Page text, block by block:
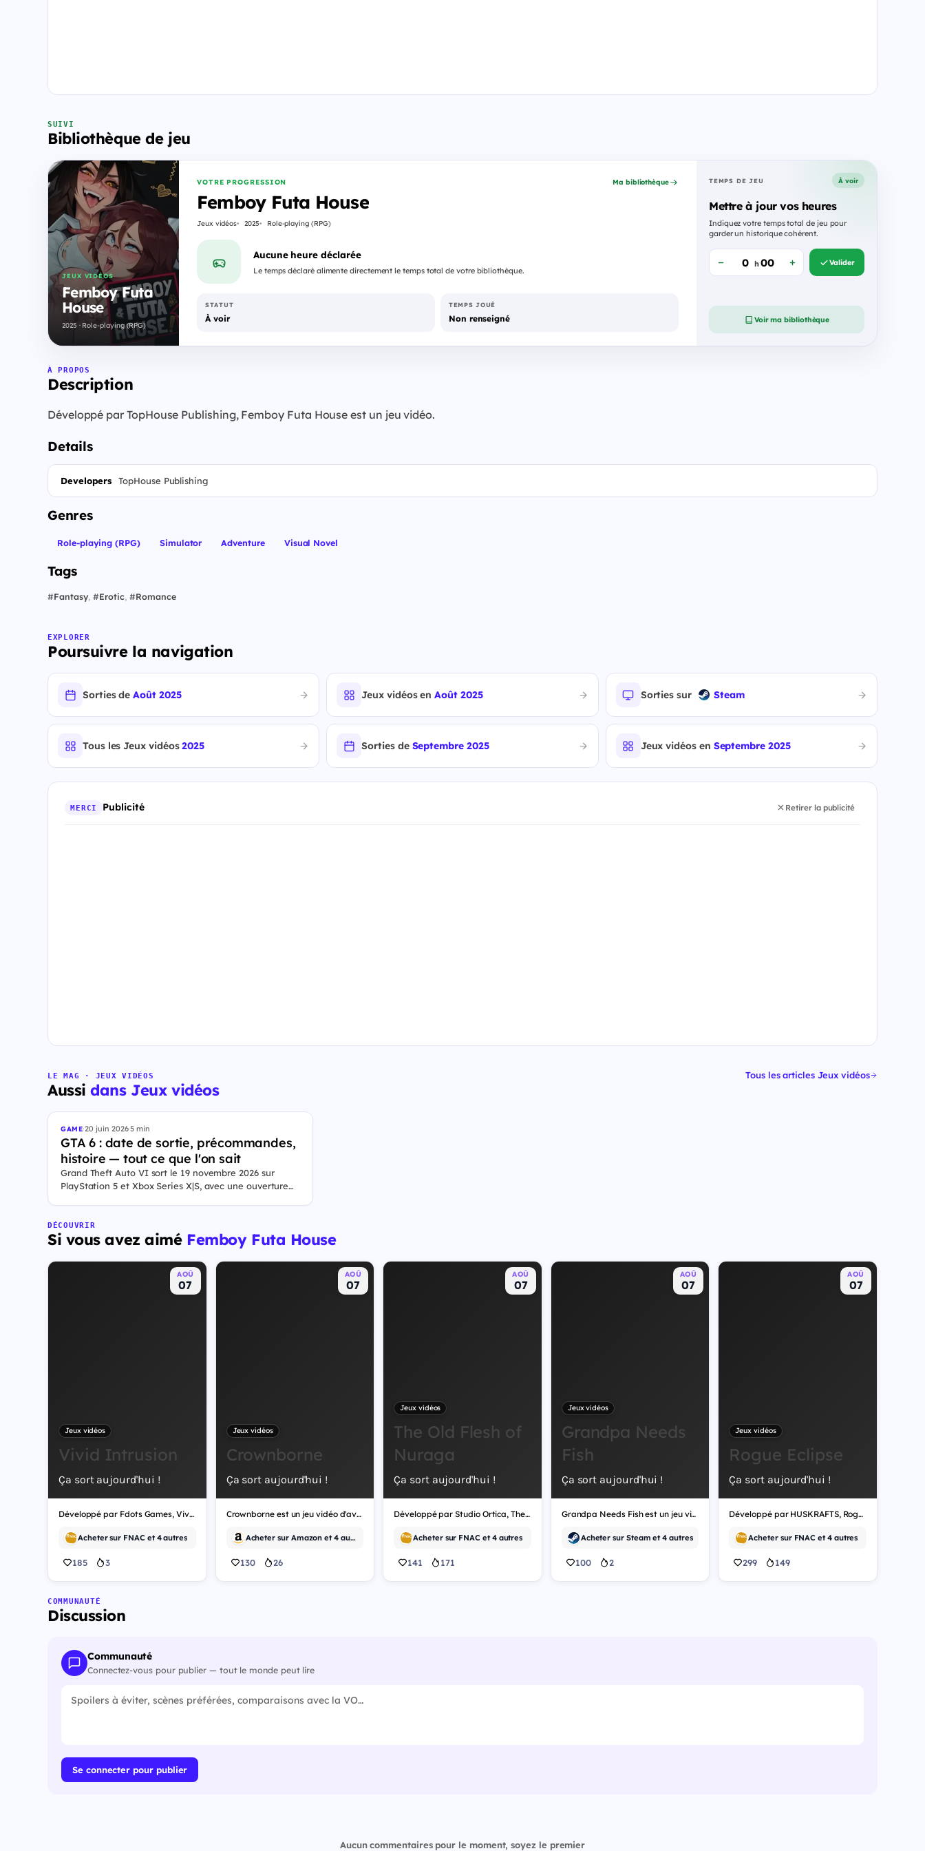
SUIVI
Bibliothèque de jeu
JEUX VIDÉOS
Femboy Futa
House
2025 · Role-playing (RPG)
VOTRE PROGRESSION
Femboy Futa House
Jeux vidéos 2025 Role-playing (RPG)
Ma bibliothèque
Aucune heure déclarée
Le temps déclaré alimente directement le temps total de votre bibliothèque.
STATUT
À voir
TEMPS JOUÉ
Non renseigné
TEMPS DE JEU À voir
Mettre à jour vos heures
Indiquez votre temps total de jeu pour
garder un historique cohérent.
h Valider
Voir ma bibliothèque
À PROPOS
Description
Développé par TopHouse Publishing, Femboy Futa House est un jeu vidéo.
Details
Developers TopHouse Publishing
Genres
Role-playing (RPG) Simulator Adventure Visual Novel
Tags
#Fantasy, #Erotic, #Romance
EXPLORER
Poursuivre la navigation
Sorties deAoût 2025 Jeux vidéos enAoût 2025 Sorties sur Steam
Tous les Jeux vidéos2025 Sorties de Septembre 2025 Jeux vidéos en Septembre 2025
MERCI Publicité Retirer la publicité
LE MAG · JEUX VIDÉOS
Aussidans Jeux vidéos
Tous les articles Jeux vidéos
GAME·20 juin 2026·5 min
GTA 6 : date de sortie, précommandes,
histoire — tout ce que l'on sait
Grand Theft Auto VI sort le 19 novembre 2026 sur
PlayStation 5 et Xbox Series X|S, avec une ouverture
City. Il met en scène pour la première fois un duo de
protagonistes jouables, Jason et Lucia, cette dernière
étant la première héroïne jouable d'un GTA principal.
DÉCOUVRIR
Si vous avez aimé Femboy Futa House
AOÛ
07
Jeux vidéos
Vivid Intrusion
Ça sort aujourd'hui !
Développé par Fdots Games, Vivid Intrusion est un jeu vidéo de tir.
Acheter sur FNAC et 4 autres
185 3
AOÛ
07
Jeux vidéos
Crownborne
Ça sort aujourd'hui !
Crownborne est un jeu vidéo d'aventure.
Acheter sur Amazon et 4 autres
130 26
AOÛ
07
Jeux vidéos
The Old Flesh of
Nuraga
Ça sort aujourd'hui !
Développé par Studio Ortica, The Old Flesh of Nuraga est un jeu vidéo d'aventure.
Acheter sur FNAC et 4 autres
141 171
AOÛ
07
Jeux vidéos
Grandpa Needs
Fish
Ça sort aujourd'hui !
Grandpa Needs Fish est un jeu vidéo de simulation.
Acheter sur Steam et 4 autres
100 2
AOÛ
07
Jeux vidéos
Rogue Eclipse
Ça sort aujourd'hui !
Développé par HUSKRAFTS, Rogue Eclipse est un jeu vidéo d'indépendant.
Acheter sur FNAC et 4 autres
299 149
COMMUNAUTÉ
Discussion
Communauté
Connectez-vous pour publier — tout le monde peut lire
Se connecter pour publier
Aucun commentaires pour le moment, soyez le premier